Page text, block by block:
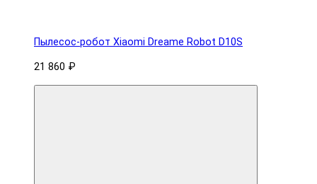
Пылесос-робот Xiaomi Dreame Robot D10S
21 860 ₽